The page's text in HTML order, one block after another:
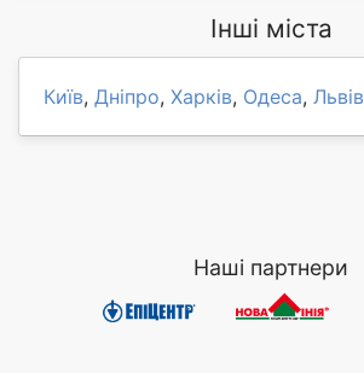
Інші міста
Київ, Дніпро, Харків, Одеса, Львів
Наші партнери